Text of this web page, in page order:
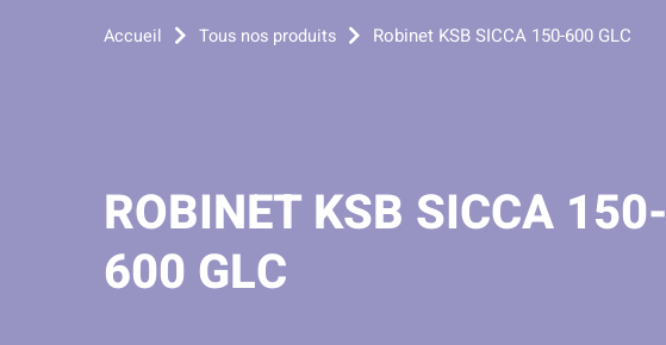
Accueil Tous nos produits Robinet KSB SICCA 150-600 GLC
ROBINET KSB SICCA 150-
600 GLC